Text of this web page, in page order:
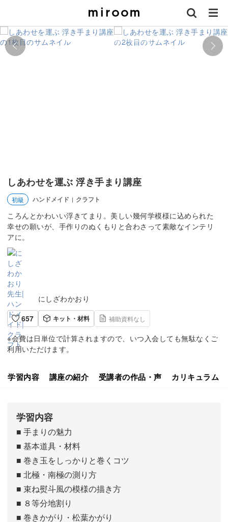
しあわせを運ぶ 浮き手まり講座
初級 ハンドメイド | クラフト
ころんとかわいい浮きてまり。美しい幾何学模様に込められた
幸せの願いが、手作りのぬくもりと合わさって素敵なインテリ
アに。
にしざわかおり
657
キット・材料 補助資料なし
※会費は日単位で計算されますので、いつ入会しても無駄なくご
利用いただけます。
学習内容 講座の紹介 受講者の作品・声 カリキュラム
学習内容
■ 手まりの魅力
■ 基本道具・材料
■ 巻き玉をしっかりと巻くコツ
■ 北極・南極の測り方
■ 束ね熨斗風の模様の描き方
■ ８等分地割り
■ 巻きかがり・松葉かがり